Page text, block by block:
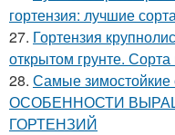
гортензия: лучшие
27. Гортензия
открытом грунте. Сорта
28. Самые зимостойкие
ОСОБЕННОСТИ
ГОРТЕНЗИЙ